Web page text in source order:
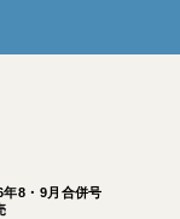
8・9月合併号